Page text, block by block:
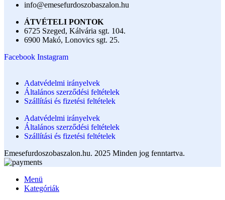
info@emesefurdoszobaszalon.hu
ÁTVÉTELI PONTOK
6725 Szeged, Kálvária sgt. 104.​
6900 Makó, Lonovics sgt. 25.
Facebook Instagram
Adatvédelmi irányelvek
Általános szerződési feltételek
Szállítási és fizetési feltételek
Adatvédelmi irányelvek
Általános szerződési feltételek
Szállítási és fizetési feltételek
Emesefurdoszobaszalon.hu. 2025 Minden jog fenntartva.
Menü
Kategóriák